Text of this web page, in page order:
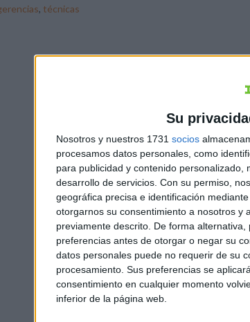
Su
Nosotros y nuestros 1731 socios
procesamos datos personales, como
para publicidad y contenido
desarrollo de servicios. Con su permiso,
geográfica precisa e identificación
otorgarnos su consentimiento a nosotros y
previamente descrito. De forma
preferencias antes de otorgar o negar su
datos personales puede no requerir de su
procesamiento. Sus preferencias se
consentimiento en cualquier momento
inferior de la página web.
, técnicas